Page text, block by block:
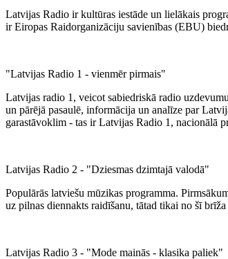
Latvijas Radio ir kultūras iestāde un lielākais
ir Eiropas Raidorganizāciju savienības (EBU)
"Latvijas Radio 1 - vienmēr pirmais"
Latvijas radio 1, veicot sabiedriskā radio
un pārējā pasaulē, informācija un analīze par
garastāvoklim - tas ir Latvijas Radio 1, nacionālā
Latvijas Radio 2 - "Dziesmas dzimtajā valodā"
Populārās latviešu mūzikas programma.
uz pilnas diennakts raidīšanu, tātad tikai no šī
Latvijas Radio 3 - "Mode mainās - klasika paliek"